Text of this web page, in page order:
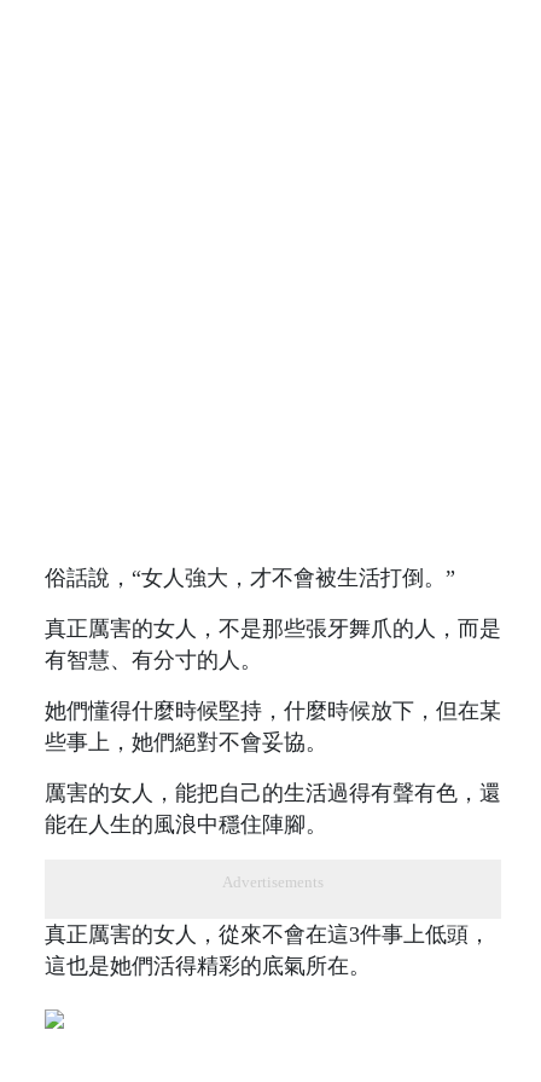
俗話說，“女人強大，才不會被生活打倒。”
真正厲害的女人，不是那些張牙舞爪的人，而是
有智慧、有分寸的人。
她們懂得什麼時候堅持，什麼時候放下，但在某
些事上，她們絕對不會妥協。
厲害的女人，能把自己的生活過得有聲有色，還
能在人生的風浪中穩住陣腳。
Advertisements
真正厲害的女人，從來不會在這3件事上低頭，
這也是她們活得精彩的底氣所在。